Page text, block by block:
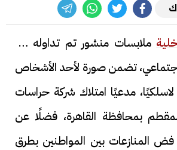
ملابسات منشور تم تداوله عبر
تضمن صورة لأحد الأشخاص
مدعيًا امتلاك شركة حراسات
بمحافظة القاهرة، فضلًا عن
المنازعات بين المواطنين بطرق